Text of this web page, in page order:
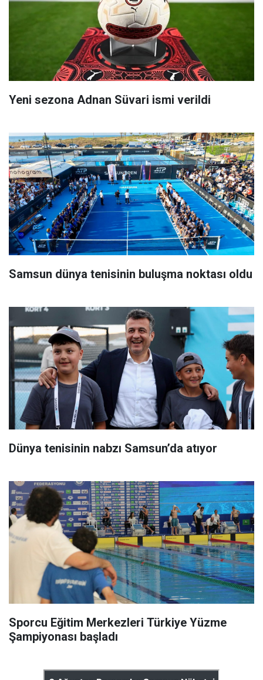
Yeni sezona Adnan Süvari ismi verildi
Samsun dünya tenisinin buluşma noktası oldu
Dünya tenisinin nabzı Samsun’da atıyor
Sporcu Eğitim Merkezleri Türkiye Yüzme
Şampiyonası başladı